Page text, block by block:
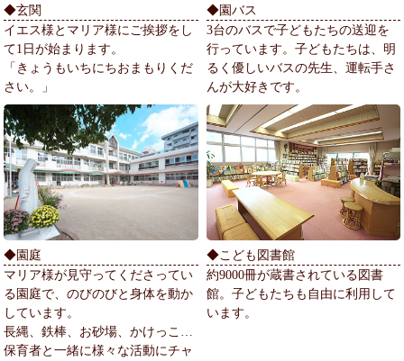
◆玄関
イエス様とマリア様にご挨拶をし
て1日が始まります。
「きょうもいちにちおまもりくだ
さい。」
◆園バス
3台のバスで子どもたちの送迎を
行っています。子どもたちは、明
るく優しいバスの先生、運転手さ
んが大好きです。
◆園庭
マリア様が見守ってくださってい
る園庭で、のびのびと身体を動か
しています。
長縄、鉄棒、お砂場、かけっこ…
保育者と一緒に様々な活動にチャ
◆こども図書館
約9000冊が蔵書されている図書
館。子どもたちも自由に利用して
います。